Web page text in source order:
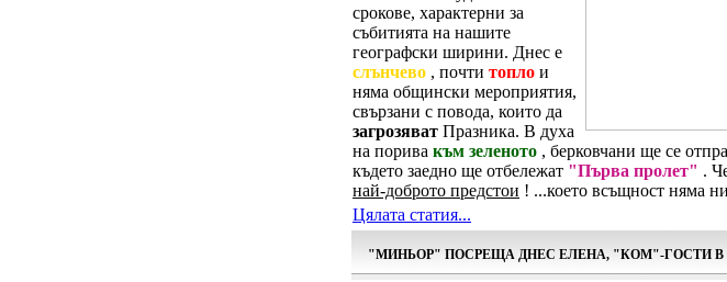
срокове, характерни за
събитията на нашите
географски ширини. Днес е
слънчево , почти топло и
няма общински мероприятия,
свързани с повода, които да
загрозяват Празника. В духа
на порива към зеленото , берковчани ще се
където заедно ще отбележат "Първа пролет" .
най-доброто предстои ! ...което всъщност няма
Цялата статия...
"МИНЬОР" ПОСРЕЩА ДНЕС ЕЛЕНА, "КОМ"-ГОСТИ